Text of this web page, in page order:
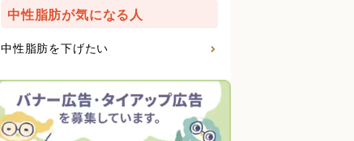
中性脂肪が気になる人
中性脂肪を下げたい